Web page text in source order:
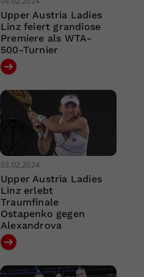
Upper Austria Ladies
Linz feiert grandiose
Premiere als WTA-
500-Turnier
03.02.2024
Upper Austria Ladies
Linz erlebt
Traumfinale
Ostapenko gegen
Alexandrova